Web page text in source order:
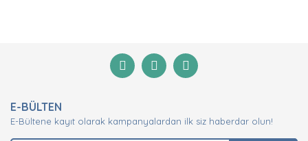
Yorum Yaz
Görüş ve önerileriniz için teşekkür ederiz.
Ürün açıklamasında eksik bilgiler bulunuyor.
Ürün bilgilerinde hatalar bulunuyor.
E-BÜLTEN
E-Bültene kayıt olarak kampanyalardan ilk siz haberdar olun!